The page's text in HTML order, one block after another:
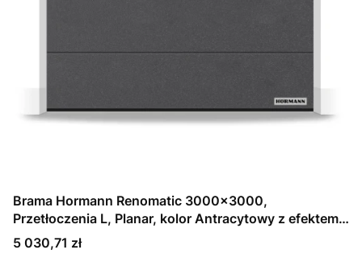
Brama Hormann Renomatic 3000x3000,
Przetłoczenia L, Planar, kolor Antracytowy z efektem
metalicznym CH 703 Matt deluxe + Prowadzenie N
Cena
5 030,71 zł